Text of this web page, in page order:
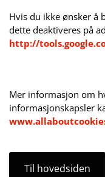
Hvis du ikke ønsker å
dette deaktiveres på
http://
Mer informasjon om
informasjonskapsler
Til hovedsiden